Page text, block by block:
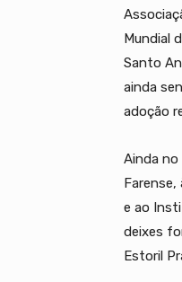
Mundial
Santo
ainda
adoção
Ainda no
e ao
deixes
Estoril